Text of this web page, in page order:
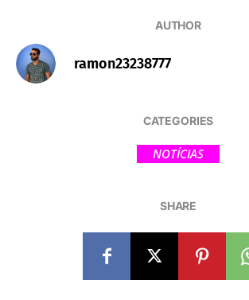
AUTHOR
ramon23238777
CATEGORIES
NOTÍCIAS
SHARE